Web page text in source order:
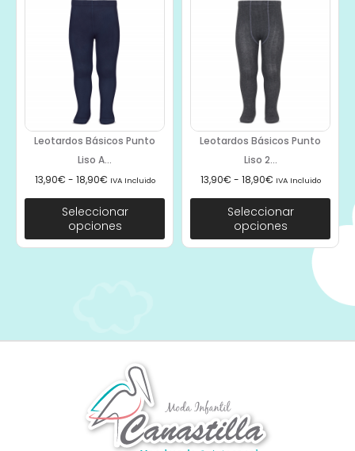
Leotardos Básicos Punto
Liso A...
13,90€ - 18,90€ IVA Incluido
Seleccionar
opciones
Leotardos Básicos Punto
Liso 2...
13,90€ - 18,90€ IVA Incluido
Seleccionar
opciones